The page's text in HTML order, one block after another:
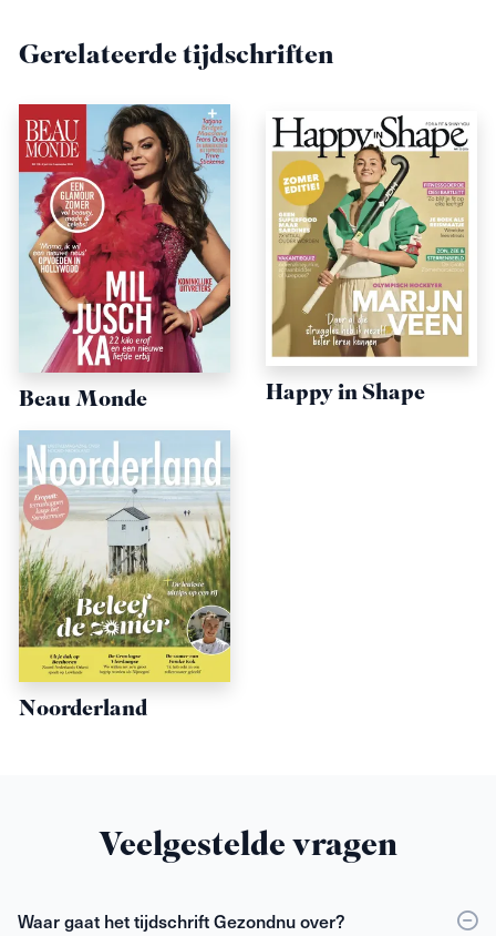
Gerelateerde tijdschriften
Beau Monde Happy in Shape
Noorderland
Veelgestelde vragen
Waar gaat het tijdschrift Gezondnu over?